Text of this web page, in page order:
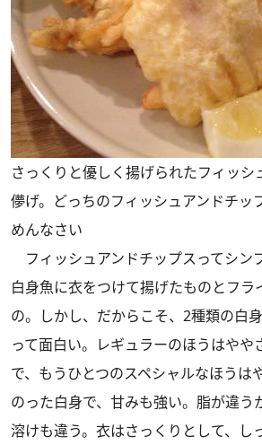
さっくりと優しく揚げられたフィッシ
儚げ。どっちのフィッシュアンドチッ
めんなさい
フィッシュアンドチップスってシン
白身魚に衣をつけて揚げたものとフラ
の。しかし、だからこそ、2種類の白
って面白い。レギュラーのほうはやや
で、もうひとつのスペシャルなほうは
のった白身で、甘みも強い。脂が違う
溶けも違う。衣はさっくりとして、し